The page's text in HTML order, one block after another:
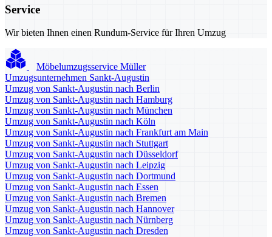
Service
Wir bieten Ihnen einen Rundum-Service für Ihren Umzug
Möbelumzugsservice Müller
Umzugsunternehmen Sankt-Augustin
Umzug von Sankt-Augustin nach Berlin
Umzug von Sankt-Augustin nach Hamburg
Umzug von Sankt-Augustin nach München
Umzug von Sankt-Augustin nach Köln
Umzug von Sankt-Augustin nach Frankfurt am Main
Umzug von Sankt-Augustin nach Stuttgart
Umzug von Sankt-Augustin nach Düsseldorf
Umzug von Sankt-Augustin nach Leipzig
Umzug von Sankt-Augustin nach Dortmund
Umzug von Sankt-Augustin nach Essen
Umzug von Sankt-Augustin nach Bremen
Umzug von Sankt-Augustin nach Hannover
Umzug von Sankt-Augustin nach Nürnberg
Umzug von Sankt-Augustin nach Dresden